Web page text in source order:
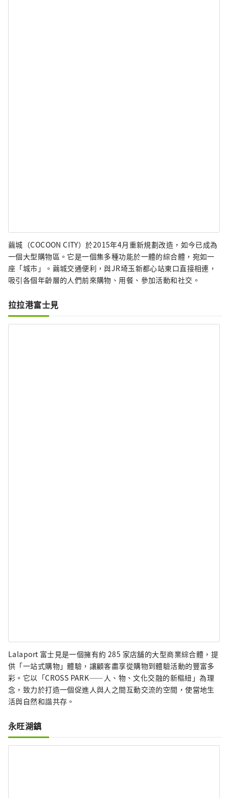
繭城（COCOON CITY）於2015年4月重新規劃改造，如今已成為
一個大型購物區。它是一個集多種功能於一體的綜合體，宛如一
座「城市」。繭城交通便利，與JR埼玉新都心站東口直接相連，
吸引各個年齡層的人們前來購物、用餐、參加活動和社交。
拉拉港富士見
Lalaport 富士見是一個擁有約 285 家店舖的大型商業綜合體，提
供「一站式購物」體驗，讓顧客盡享從購物到體驗活動的豐富多
彩。它以「CROSS PARK——人、物、文化交融的新樞紐」為理
念，致力於打造一個促進人與人之間互動交流的空間，使當地生
活與自然和諧共存。
永旺湖鎮